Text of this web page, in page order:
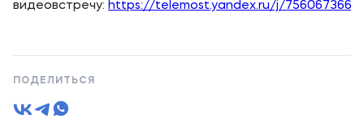
видеовстречу: https://telemost.yandex.ru/j/
ПОДЕЛИТЬСЯ